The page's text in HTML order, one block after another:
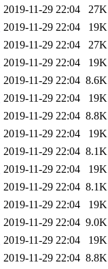
2019-11-29 22:04
27K
2019-11-29 22:04
19K
2019-11-29 22:04
27K
2019-11-29 22:04
19K
2019-11-29 22:04 8.6K
2019-11-29 22:04
19K
2019-11-29 22:04 8.8K
2019-11-29 22:04
19K
2019-11-29 22:04 8.1K
2019-11-29 22:04
19K
2019-11-29 22:04 8.1K
2019-11-29 22:04
19K
2019-11-29 22:04 9.0K
2019-11-29 22:04
19K
2019-11-29 22:04 8.8K